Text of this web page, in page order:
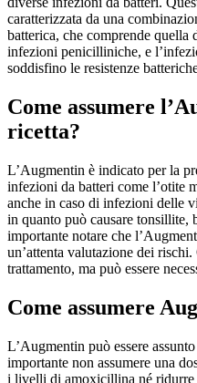
caratterizzata da una
batterica, che comprende
infezioni penicilliniche, e
soddisfino le resistenze
Come assumere
ricetta?
L’Augmentin è indicato per la
infezioni da batteri come l’otite
anche in caso di infezioni delle
in quanto può causare tonsillite,
importante notare che
un’attenta valutazione dei
trattamento, ma può essere
Come assumere
L’Augmentin può essere
importante non assumere una
i livelli di amoxicillina né ridurre